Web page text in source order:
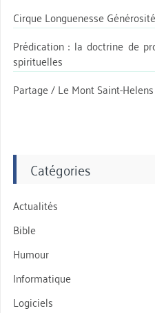
Cirque Longuenesse
Prédication : la doctrine de
spirituelles
Partage / Le Mont Saint-Helens
Catégories
Actualités
Bible
Humour
Informatique
Logiciels